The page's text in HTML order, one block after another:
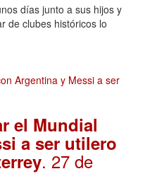
días junto a sus hijos y
de clubes históricos lo
el Mundial
a ser utilero
. 27 de